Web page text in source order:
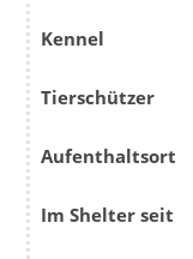
Kennel
Tierschützer
Aufenthaltsort
Im Shelter seit